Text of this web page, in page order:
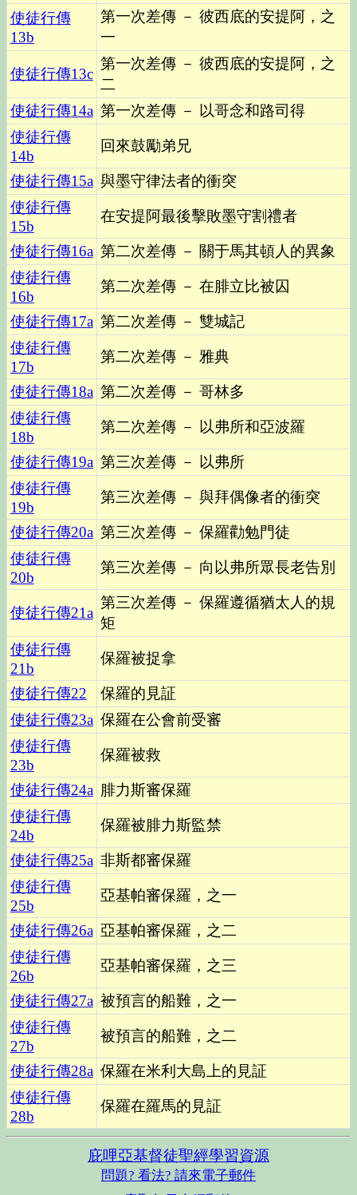
使徒行傳
13b
第一次差傳 － 彼西底的安提阿，之
一
使徒行傳13c
第一次差傳 － 彼西底的安提阿，之
二
使徒行傳14a 第一次差傳 － 以哥念和路司得
使徒行傳
14b
回來鼓勵弟兄
使徒行傳15a 與墨守律法者的衝突
使徒行傳
15b
在安提阿最後擊敗墨守割禮者
使徒行傳16a 第二次差傳 － 關于馬其頓人的異象
使徒行傳
16b
第二次差傳 － 在腓立比被囚
使徒行傳17a 第二次差傳 － 雙城記
使徒行傳
17b
第二次差傳 － 雅典
使徒行傳18a 第二次差傳 － 哥林多
使徒行傳
18b
第二次差傳 － 以弗所和亞波羅
使徒行傳19a 第三次差傳 － 以弗所
使徒行傳
19b
第三次差傳 － 與拜偶像者的衝突
使徒行傳20a 第三次差傳 － 保羅勸勉門徒
使徒行傳
20b
第三次差傳 － 向以弗所眾長老告別
使徒行傳21a
第三次差傳 － 保羅遵循猶太人的規
矩
使徒行傳
21b
保羅被捉拿
使徒行傳22
保羅的見証
使徒行傳23a 保羅在公會前受審
使徒行傳
23b
保羅被救
使徒行傳24a 腓力斯審保羅
使徒行傳
24b
保羅被腓力斯監禁
使徒行傳25a 非斯都審保羅
使徒行傳
25b
亞基帕審保羅，之一
使徒行傳26a 亞基帕審保羅，之二
使徒行傳
26b
亞基帕審保羅，之三
使徒行傳27a 被預言的船難，之一
使徒行傳
27b
被預言的船難，之二
使徒行傳28a 保羅在米利大島上的見証
使徒行傳
28b
保羅在羅馬的見証
庇哩亞基督徒聖經學習資源
問題? 看法? 請來電子郵件